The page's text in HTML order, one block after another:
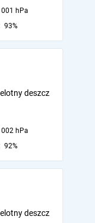
hPa
93%
deszcz
hPa
92%
deszcz